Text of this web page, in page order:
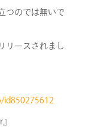
つのでは無いで
リースされまし
id850275612